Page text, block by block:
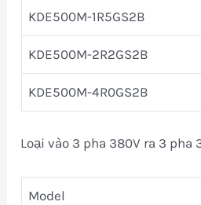
KDE500M-1R5GS2B
KDE500M-2R2GS2B
KDE500M-4R0GS2B
Loại vào 3 pha 380V ra 3 pha
Model